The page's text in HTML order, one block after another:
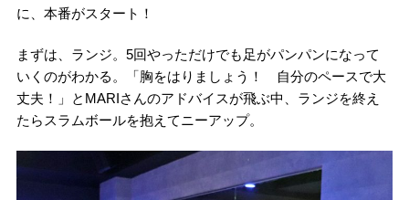
に、本番がスタート！
まずは、ランジ。5回やっただけでも足がパンパンになって
いくのがわかる。「胸をはりましょう！ 自分のペースで大
丈夫！」とMARIさんのアドバイスが飛ぶ中、ランジを終え
たらスラムボールを抱えてニーアップ。